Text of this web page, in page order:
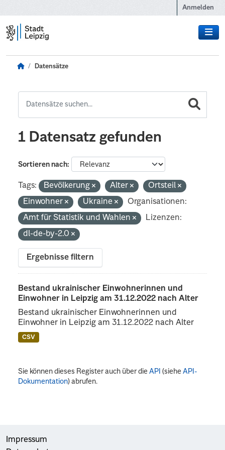
Anmelden
Datensätze
1 Datensatz gefunden
Sortieren nach
Tags: Bevölkerung Alter
Ortsteil
Einwohner
Ukraine
Organisationen:
Amt für Statistik und Wahlen
Lizenzen:
dl-de-by-2.0
Ergebnisse filtern
Bestand ukrainischer Einwohnerinnen und
Einwohner in Leipzig am 31.12.2022 nach Alter
Bestand ukrainischer Einwohnerinnen und
Einwohner in Leipzig am 31.12.2022 nach Alter
CSV
Sie können dieses Register auch über dieAPI (sieheAPI-
Dokumentation) abrufen.
Impressum